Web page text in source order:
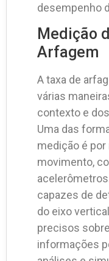
desempenho
Medição
Arfagem
A taxa de
várias
contexto e
Uma das
medição é
movimento,
capazes de
do eixo
precisos
informações